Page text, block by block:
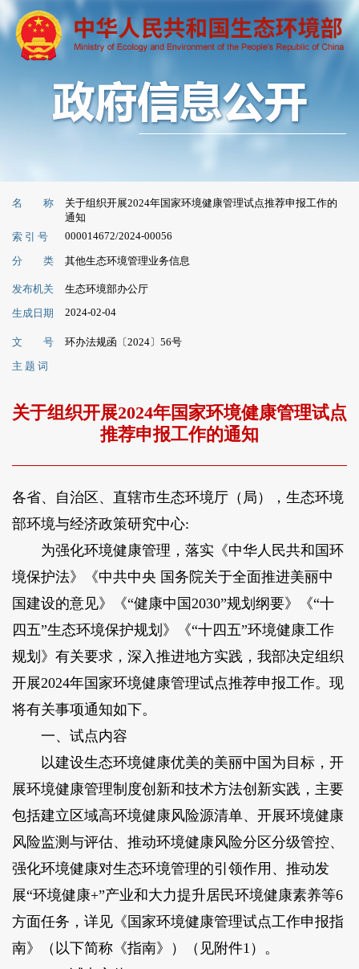
名 称
关于组织开展2024年国家环境健康管理试点推荐申报工作的
通知
索 引 号
000014672/2024-00056
分 类 其他生态环境管理业务信息
发布机关
生态环境部办公厅
生成日期
2024-02-04
文 号
环办法规函〔2024〕56号
主 题 词
关于组织开展2024年国家环境健康管理试点
推荐申报工作的通知
各省、自治区、直辖市生态环境厅（局），生态环境
部环境与经济政策研究中心:
为强化环境健康管理，落实《中华人民共和国环
境保护法》《中共中央 国务院关于全面推进美丽中
国建设的意见》《“健康中国2030”规划纲要》《“十
四五”生态环境保护规划》《“十四五”环境健康工作
规划》有关要求，深入推进地方实践，我部决定组织
开展2024年国家环境健康管理试点推荐申报工作。现
将有关事项通知如下。
一、试点内容
以建设生态环境健康优美的美丽中国为目标，开
展环境健康管理制度创新和技术方法创新实践，主要
包括建立区域高环境健康风险源清单、开展环境健康
风险监测与评估、推动环境健康风险分区分级管控、
强化环境健康对生态环境管理的引领作用、推动发
展“环境健康+”产业和大力提升居民环境健康素养等6
方面任务，详见《国家环境健康管理试点工作申报指
南》（以下简称《指南》）（见附件1）。